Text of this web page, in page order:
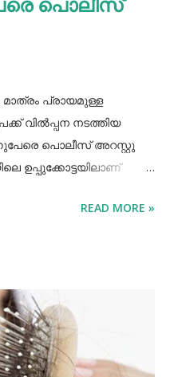
മാത്രം പ്രായമുള്ള
വില്‍പ്പന നടത്തിയ
പൊലീസ് അറസ്റ്റു
ഉപ്പുക്കോട്ടയിലാണ്
അറസ്റ്റിലായത്. തേനി
കുഞ്ഞിനെ ഒരു ലക്ഷം
അച്ഛൻ
പറഞ്ഞു.
തുടർന്ന്
READ MORE »